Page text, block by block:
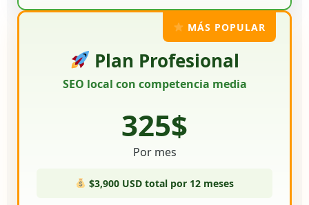
MÁS POPULAR
Plan Profesional
SEO local con competencia media
325$
Por mes
$3,900 USD total por 12 meses